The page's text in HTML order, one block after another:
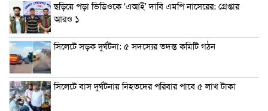
ছড়িয়ে পড়া ভিডিওকে ‘এআই’ দাবি এমপি নাসেরের: গ্রেপ্তার
আরও ১
সিলেটে সড়ক দুর্ঘটনা: ৫ সদস্যের তদন্ত কমিটি গঠন
সিলেটে বাস দুর্ঘটনায় নিহতদের পরিবার পাবে ৫ লাখ টাকা